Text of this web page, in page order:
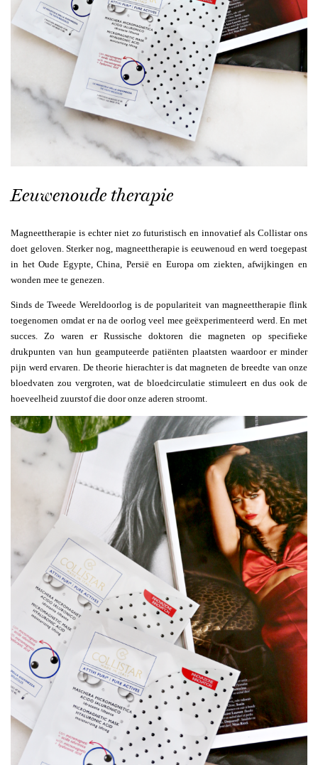
Eeuwenoude therapie
Magneettherapie is echter niet zo futuristisch en innovatief als Collistar ons
doet geloven. Sterker nog, magneettherapie is eeuwenoud en werd toegepast
in het Oude Egypte, China, Persië en Europa om ziekten, afwijkingen en
wonden mee te genezen.
Sinds de Tweede Wereldoorlog is de populariteit van magneettherapie flink
toegenomen omdat er na de oorlog veel mee geëxperimenteerd werd. En met
succes. Zo waren er Russische doktoren die magneten op specifieke
drukpunten van hun geamputeerde patiënten plaatsten waardoor er minder
pijn werd ervaren. De theorie hierachter is dat magneten de breedte van onze
bloedvaten zou vergroten, wat de bloedcirculatie stimuleert en dus ook de
hoeveelheid zuurstof die door onze aderen stroomt.